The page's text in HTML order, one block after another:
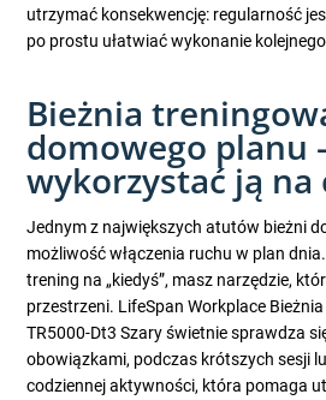
utrzymać konsekwencję: regularność
po prostu ułatwiać wykonanie
Bieżnia
domowego planu
wykorzystać ją na
Jednym z największych atutów bieżni
możliwość włączenia ruchu w plan
trening na „kiedyś”, masz narzędzie,
przestrzeni. LifeSpan Workplace
TR5000-Dt3 Szary świetnie sprawdza
obowiązkami, podczas krótszych sesji
codziennej aktywności, która pomaga